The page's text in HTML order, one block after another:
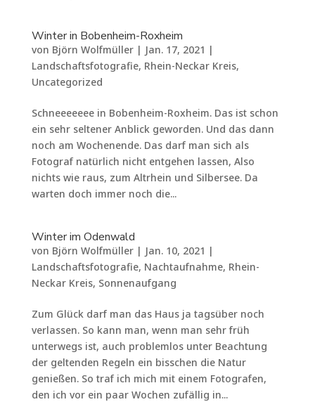
Winter in Bobenheim-Roxheim
von Björn Wolfmüller| Jan. 17, 2021 |
Landschaftsfotografie, Rhein-Neckar Kreis,
Uncategorized
Schneeeeeee in Bobenheim-Roxheim. Das ist schon
ein sehr seltener Anblick geworden. Und das dann
noch am Wochenende. Das darf man sich als
Fotograf natürlich nicht entgehen lassen, Also
nichts wie raus, zum Altrhein und Silbersee. Da
warten doch immer noch die...
Winter im Odenwald
von Björn Wolfmüller| Jan. 10, 2021 |
Landschaftsfotografie, Nachtaufnahme, Rhein-
Neckar Kreis, Sonnenaufgang
Zum Glück darf man das Haus ja tagsüber noch
verlassen. So kann man, wenn man sehr früh
unterwegs ist, auch problemlos unter Beachtung
der geltenden Regeln ein bisschen die Natur
genießen. So traf ich mich mit einem Fotografen,
den ich vor ein paar Wochen zufällig in...